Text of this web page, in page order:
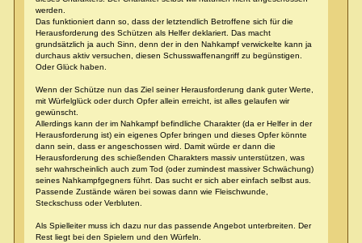
werden.
Das funktioniert dann so, dass der letztendlich Betroffene sich für die
Herausforderung des Schützen als Helfer deklariert. Das macht
grundsätzlich ja auch Sinn, denn der in den Nahkampf verwickelte kann ja
durchaus aktiv versuchen, diesen Schusswaffenangriff zu begünstigen.
Oder Glück haben.
Wenn der Schütze nun das Ziel seiner Herausforderung dank guter Werte,
mit Würfelglück oder durch Opfer allein erreicht, ist alles gelaufen wir
gewünscht.
Allerdings kann der im Nahkampf befindliche Charakter (da er Helfer in der
Herausforderung ist) ein eigenes Opfer bringen und dieses Opfer könnte
dann sein, dass er angeschossen wird. Damit würde er dann die
Herausforderung des schießenden Charakters massiv unterstützen, was
sehr wahrscheinlich auch zum Tod (oder zumindest massiver Schwächung)
seines Nahkampfgegners führt. Das sucht er sich aber einfach selbst aus.
Passende Zustände wären bei sowas dann wie Fleischwunde,
Steckschuss oder Verbluten.
Als Spielleiter muss ich dazu nur das passende Angebot unterbreiten. Der
Rest liegt bei den Spielern und den Würfeln.